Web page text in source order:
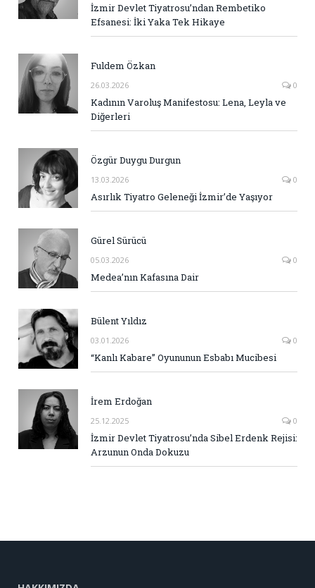
İzmir Devlet Tiyatrosu’ndan Rembetiko
Efsanesi: İki Yaka Tek Hikaye
Fuldem Özkan
26.03.2026 0
Kadının Varoluş Manifestosu: Lena, Leyla ve
Diğerleri
Özgür Duygu Durgun
13.03.2026 0
Asırlık Tiyatro Geleneği İzmir’de Yaşıyor
Gürel Sürücü
05.03.2026 0
Medea’nın Kafasına Dair
Bülent Yıldız
03.01.2026 0
“Kanlı Kabare” Oyununun Esbabı Mucibesi
İrem Erdoğan
25.12.2025 0
İzmir Devlet Tiyatrosu’nda Sibel Erdenk Rejisi:
Arzunun Onda Dokuzu